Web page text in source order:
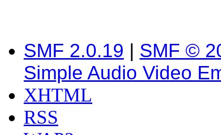
SMF 2.0.19 | SMF ©
Simple Audio Video
XHTML
RSS